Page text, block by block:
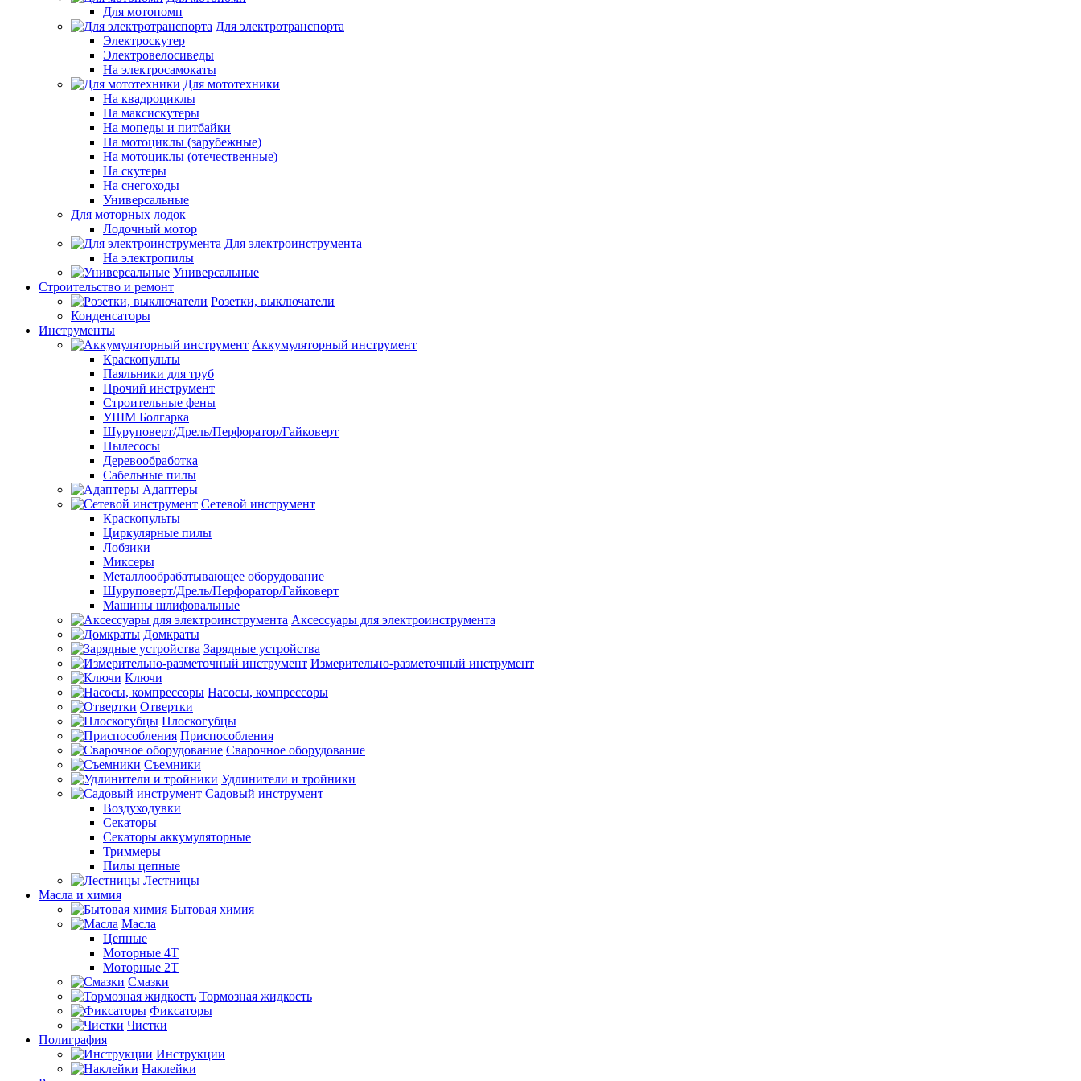
Для мотопомп
Для электротранспорта
Электроскутер
Электровелосиведы
На электросамокаты
Для мототехники
На квадроциклы
На максискутеры
На мопеды и питбайки
На мотоциклы (зарубежные)
На мотоциклы (отечественные)
На скутеры
На снегоходы
Универсальные
Для моторных лодок
Лодочный мотор
Для электроинструмента
На электропилы
Универсальные
Строительство и ремонт
Розетки, выключатели
Конденсаторы
Инструменты
Аккумуляторный инструмент
Краскопульты
Паяльники для труб
Прочий инструмент
Строительные фены
УШМ Болгарка
Шуруповерт/Дрель/Перфоратор/Гайковерт
Пылесосы
Деревообработка
Сабельные пилы
Адаптеры
Сетевой инструмент
Краскопульты
Циркулярные пилы
Лобзики
Миксеры
Металлообрабатывающее оборудование
Шуруповерт/Дрель/Перфоратор/Гайковерт
Машины шлифовальные
Аксессуары для электроинструмента
Домкраты
Зарядные устройства
Измерительно-разметочный инструмент
Ключи
Насосы, компрессоры
Отвертки
Плоскогубцы
Приспособления
Сварочное оборудование
Съемники
Удлинители и тройники
Садовый инструмент
Воздуходувки
Секаторы
Секаторы аккумуляторные
Триммеры
Пилы цепные
Лестницы
Масла и химия
Бытовая химия
Масла
Цепные
Моторные 4Т
Моторные 2Т
Смазки
Тормозная жидкость
Фиксаторы
Чистки
Полиграфия
Инструкции
Наклейки